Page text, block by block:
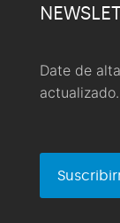
Date de
actualizado.